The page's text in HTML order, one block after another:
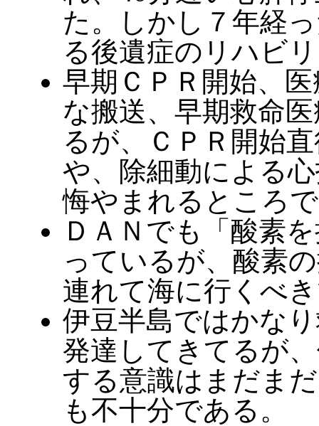
た。しかし７年経
る後遺症のリハビ
早期ＣＰＲ開始、
な搬送、早期救命
るが、ＣＰＲ開始
や、除細動による
悔やまれるところ
ＤＡＮでも「酸素
っているが、酸素
連れて海に行くべ
伊豆半島ではかな
発達してきてるが
する意識はまだま
も不十分である。